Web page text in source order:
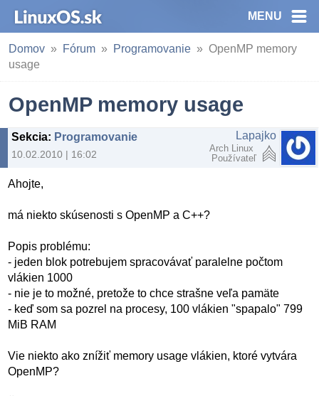
MENU
Domov Fórum Programovanie
OpenMP memory
usage
OpenMP memory usage
Sekcia: Programovanie
10.02.2010 | 16:02
Lapajko
Arch Linux
Používateľ
Ahojte,
má niekto skúsenosti s OpenMP a C++?
Popis problému:
- jeden blok potrebujem spracovávať paralelne počtom
vlákien 1000
- nie je to možné, pretože to chce strašne veľa pamäte
- keď som sa pozrel na procesy, 100 vlákien "spapalo" 799
MiB RAM
Vie niekto ako znížiť memory usage vlákien, ktoré vytvára
OpenMP?